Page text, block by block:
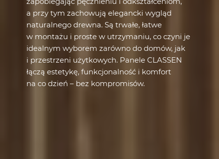
a przy tym zachowują elegancki wygląd
naturalnego drewna. Są trwałe, łatwe
w montażu i proste w utrzymaniu, co czyni je
idealnym wyborem zarówno do domów, jak
i przestrzeni użytkowych. Panele CLASSEN
łączą estetykę, funkcjonalność i komfort
na co dzień – bez kompromisów.